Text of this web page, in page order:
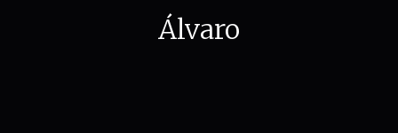
Álvaro